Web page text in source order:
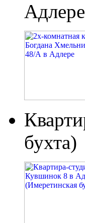
Адлере
бухта)